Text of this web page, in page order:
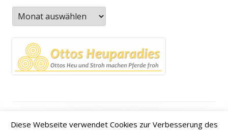
News-
Archiv
Inhalt
Datenschutzerklärung Kontakt | Impressum
Anfahrt /
Diese Webseite verwendet Cookies zur Verbesserung des